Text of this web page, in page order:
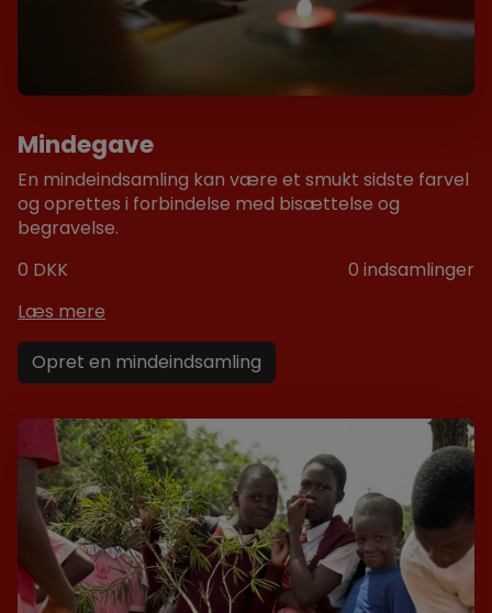
Mindegave
En mindeindsamling kan være et smukt sidste farvel
og oprettes i forbindelse med bisættelse og
begravelse.
0 DKK
0 indsamlinger
Læs mere
Opret en mindeindsamling